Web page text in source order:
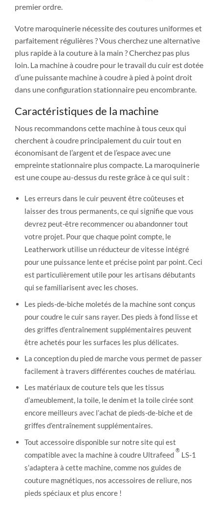
premier ordre.
Votre maroquinerie nécessite des coutures uniformes et
parfaitement régulières ? Vous cherchez une alternative
plus rapide à la couture à la main ? Cherchez pas plus
loin. La machine à coudre pour le travail du cuir est dotée
d’une puissante machine à coudre à pied à point droit
dans une configuration stationnaire peu encombrante.
Caractéristiques de la machine
Nous recommandons cette machine à tous ceux qui
cherchent à coudre principalement du cuir tout en
économisant de l’argent et de l’espace avec une
empreinte stationnaire plus compacte. La maroquinerie
est une coupe au-dessus du reste grâce à ce qui suit :
Les erreurs dans le cuir peuvent être coûteuses et
laisser des trous permanents, ce qui signifie que vous
devrez peut-être recommencer ou abandonner tout
votre projet. Pour que chaque point compte, le
Leatherwork utilise un réducteur de vitesse intégré
pour une puissance lente et précise point par point. Ceci
est particulièrement utile pour les artisans débutants
qui se familiarisent avec les choses.
Les pieds-de-biche moletés de la machine sont conçus
pour coudre le cuir sans rayer. Des pieds à fond lisse et
des griffes d’entraînement supplémentaires peuvent
être achetés pour les surfaces les plus délicates.
La conception du pied de marche vous permet de passer
facilement à travers différentes couches de matériau.
Les matériaux de couture tels que les tissus
d’ameublement, la toile, le denim et la toile cirée sont
encore meilleurs avec l’achat de pieds-de-biche et de
griffes d’entraînement supplémentaires.
Tout accessoire disponible sur notre site qui est
compatible avec la machine à coudre Ultrafeed
®
LS-1
s’adaptera à cette machine, comme nos guides de
couture magnétiques, nos accessoires de reliure, nos
pieds spéciaux et plus encore !